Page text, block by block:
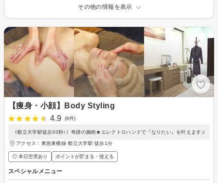
その他の情報を表示
【痩身・小顔】Body Styling
4.9
(6件)
《都立大学駅徒歩30秒♪》奇跡の施術★エレクトロハンドで『なりたい』を叶えます♫
アクセス：東急東横線 都立大学駅 徒歩1分
◎ 本日空席あり ポイントが貯まる・使える
スペシャルメニュー